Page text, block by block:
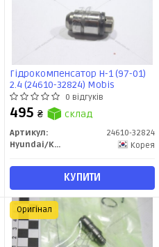
Гідрокомпенсатор H-1 (97-01)
2.4 (24610-32824) Mobis
0 відгуків
495 ₴ склад
Артикул:
24610-32824
Hyundai/Kia/Mobis
Корея
КУПИТИ
Оригінал